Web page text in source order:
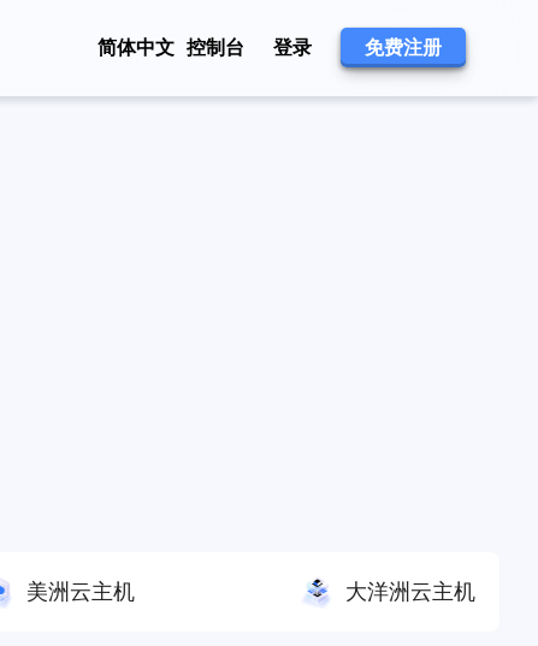
简体中文 控制台 登录 免费注册
美洲云主机 大洋洲云主机